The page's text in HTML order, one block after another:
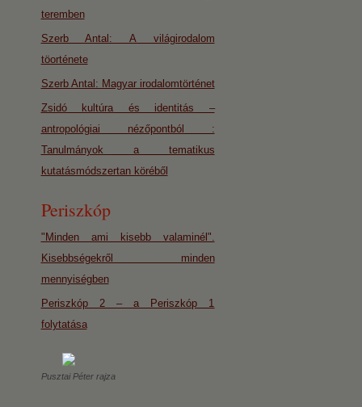
teremben
Szerb Antal: A világirodalom
töorténete
Szerb Antal: Magyar irodalomtörténet
Zsidó kultúra és identitás –
antropológiai nézőpontból :
Tanulmányok a tematikus
kutatásmódszertan köréből
Periszkóp
"Minden ami kisebb valaminél".
Kisebbségekről minden
mennyiségben
Periszkóp 2 – a Periszkóp 1
folytatása
Pusztai Péter rajza